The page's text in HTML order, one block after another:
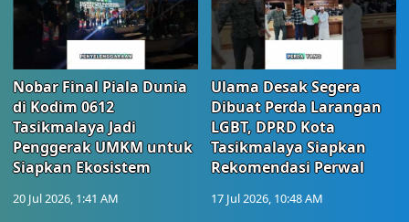
Nobar Final Piala Dunia
di Kodim 0612
Tasikmalaya Jadi
Penggerak UMKM untuk
Siapkan Ekosistem
20 Jul 2026, 1:41 AM
Ulama Desak Segera
Dibuat Perda Larangan
LGBT, DPRD Kota
Tasikmalaya Siapkan
Rekomendasi Perwal
17 Jul 2026, 10:48 AM